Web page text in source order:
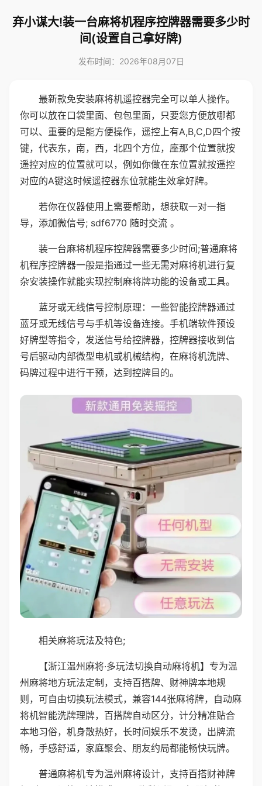
弃小谋大!装一台麻将机程序控牌器需要多少时
间(设置自己拿好牌)
发布时间：2026年08月07日
最新款免安装麻将机遥控器完全可以单人操作。
你可以放在口袋里面、包包里面，只要您方便放哪都
可以、重要的是能方便操作，遥控上有A,B,C,D四个按
键，代表东，南，西，北四个方位，座那个位置就按
遥控对应的位置就可以，例如你做在东位置就按遥控
对应的A键这时候遥控器东位就能生效拿好牌。
若你在仪器使用上需要帮助，想获取一对一指
导，添加微信号; sdf6770 随时交流 。
装一台麻将机程序控牌器需要多少时间;普通麻将
机程序控牌器一般是指通过一些无需对麻将机进行复
杂安装操作就能实现控制麻将牌功能的设备或工具。
蓝牙或无线信号控制原理：一些智能控牌器通过
蓝牙或无线信号与手机等设备连接。手机端软件预设
好牌型等指令，发送信号给控牌器，控牌器接收到信
号后驱动内部微型电机或机械结构，在麻将机洗牌、
码牌过程中进行干预，达到控牌目的。
相关麻将玩法及特色;
【浙江温州麻将·多玩法切换自动麻将机】专为温
州麻将地方玩法定制，支持百搭牌、财神牌本地规
则，可自由切换玩法模式，兼容144张麻将牌，自动麻
将机智能洗牌理牌，百搭牌自动区分，计分精准贴合
本地习俗，机身散热好，长时间娱乐不发烫，出牌流
畅，手感舒适，家庭聚会、朋友约局都能畅快玩牌。
普通麻将机专为温州麻将设计，支持百搭财神牌